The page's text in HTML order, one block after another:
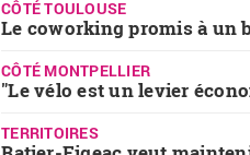
CÔTÉ TOULOUSE
Le coworking promis à un
CÔTÉ MONTPELLIER
"Le vélo est un levier
TERRITOIRES